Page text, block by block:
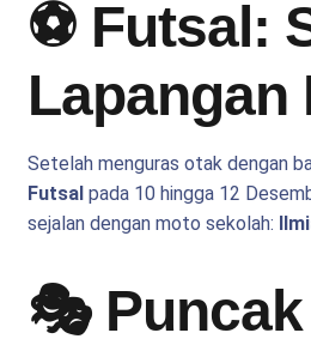
⚽ Futsal:
Lapangan
Setelah menguras otak dengan
Futsal pada 10 hingga 12
sejalan dengan moto sekolah:
🎭